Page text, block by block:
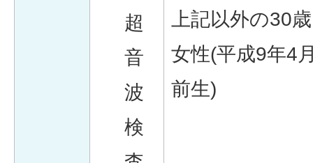
超
音
波
検
上記以外の30
女性(平成9年4
前生)